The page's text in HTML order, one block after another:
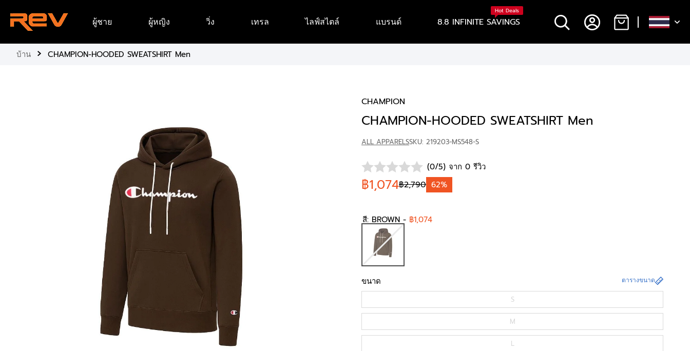
ข้าม
ไป
เนื้อหา
ผู้ชาย ผู้หญิง วิ่ง เทรล ไลฟ์สไตล์ แบรนด์ 8.8 INFINITE SAVINGS
Hot Deals
บ้าน › CHAMPION-HOODED SWEATSHIRT Men
CHAMPION
CHAMPION-HOODED SWEATSHIRT Men
ALL APPARELSSKU: 219203-MS548-S
(0/5) จาก 0 รีวิว
฿1,074฿2,790 62%
สี: BROWN - ฿1,074
ขนาด ตารางขนาด
S
M
L